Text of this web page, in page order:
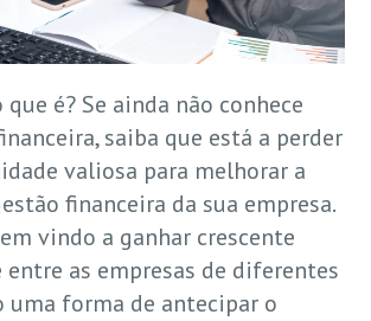
é? Se ainda não conhece
saiba que está a perder
valiosa para melhorar a
financeira da sua empresa.
vindo a ganhar crescente
as empresas de diferentes
uma forma de antecipar o